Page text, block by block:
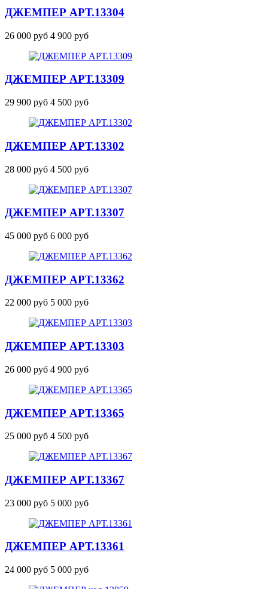
ДЖЕМПЕР АРТ.13304
26 000 руб 4 900 руб
ДЖЕМПЕР АРТ.13309
29 900 руб 4 500 руб
ДЖЕМПЕР АРТ.13302
28 000 руб 4 500 руб
ДЖЕМПЕР АРТ.13307
45 000 руб 6 000 руб
ДЖЕМПЕР АРТ.13362
22 000 руб 5 000 руб
ДЖЕМПЕР АРТ.13303
26 000 руб 4 900 руб
ДЖЕМПЕР АРТ.13365
25 000 руб 4 500 руб
ДЖЕМПЕР АРТ.13367
23 000 руб 5 000 руб
ДЖЕМПЕР АРТ.13361
24 000 руб 5 000 руб